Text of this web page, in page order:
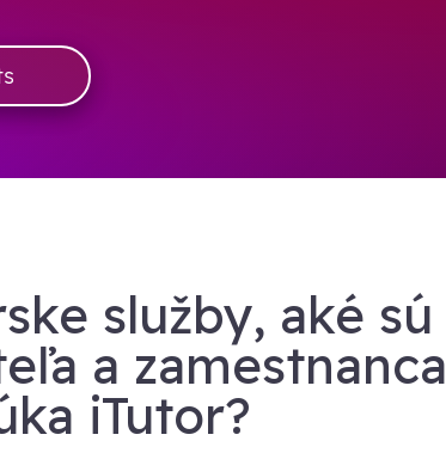
služby, aké sú
a zamestnanca
iTutor?